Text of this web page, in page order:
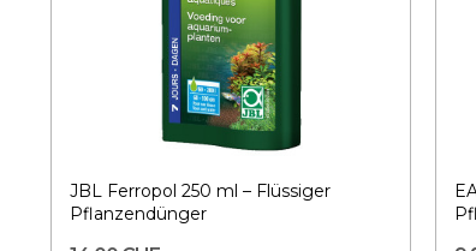
JBL Ferropol 250 ml – Flüssiger
Pflanzendünger